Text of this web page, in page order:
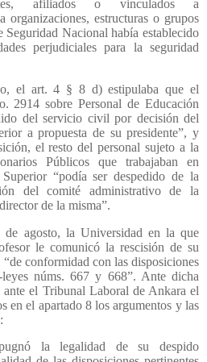
afiliados o vinculados a
organizaciones, estructuras o grupos
Seguridad Nacional había establecido
perjudiciales para la seguridad
el art. 4 § 8 d) estipulaba que el
2914 sobre Personal de Educación
del servicio civil por decisión del
a propuesta de su presidente”, y
el resto del personal sujeto a la
Públicos que trabajaban en
“podía ser despedido de la
del comité administrativo de la
de la misma”.
agosto, la Universidad en la que
le comunicó la rescisión de su
conformidad con las disposiciones
leyes núms. 667 y 668”. Ante dicha
ante el Tribunal Laboral de Ankara el
en el apartado 8 los argumentos y las
la legalidad de su despido